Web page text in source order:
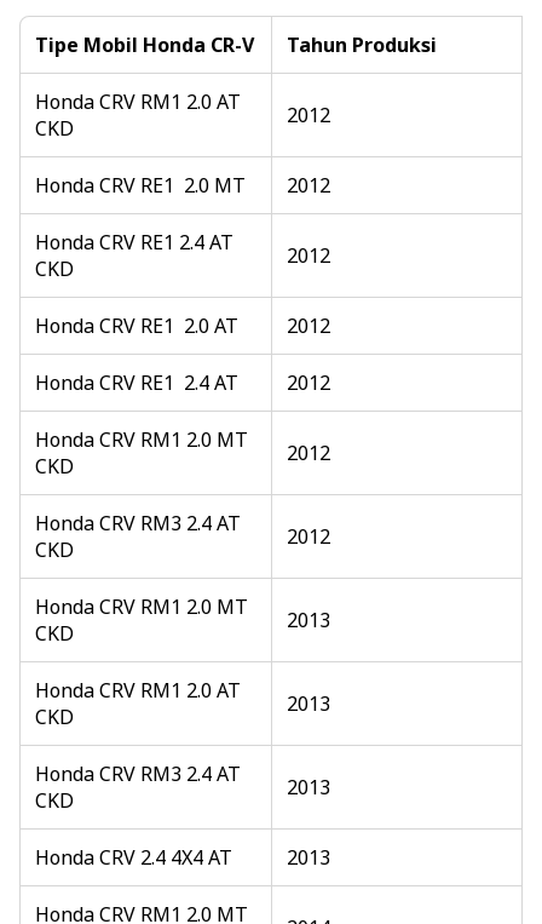
Tipe Mobil Honda CR-V Tahun Produksi
Honda CRV RM1 2.0 AT
CKD
2012
Honda CRV RE1 2.0 MT 2012
Honda CRV RE1 2.4 AT
CKD
2012
Honda CRV RE1 2.0 AT 2012
Honda CRV RE1 2.4 AT 2012
Honda CRV RM1 2.0 MT
CKD
2012
Honda CRV RM3 2.4 AT
CKD
2012
Honda CRV RM1 2.0 MT
CKD
2013
Honda CRV RM1 2.0 AT
CKD
2013
Honda CRV RM3 2.4 AT
CKD
2013
Honda CRV 2.4 4X4 AT 2013
Honda CRV RM1 2.0 MT